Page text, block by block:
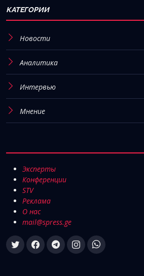
КАТЕГОРИИ
Новости
Аналитика
Интервью
Мнение
Эксперты
Конференции
STV
Реклама
О нас
mail@spress.ge